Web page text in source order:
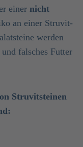
einer nicht
an einer Struvit-
werden
falsches Futter
Struvitsteinen